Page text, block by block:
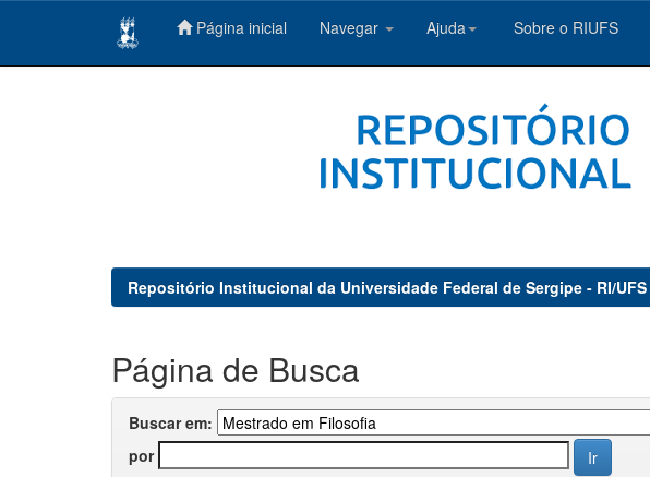
Página inicial Navegar Ajuda Sobre o RIUFS
Repositório Institucional da Universidade Federal de Sergipe - RI/UFS
Página de Busca
Buscar em:
por